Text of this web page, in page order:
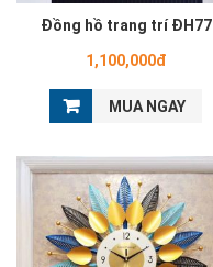
Đồng hồ trang trí ĐH77
1,100,000đ
MUA NGAY